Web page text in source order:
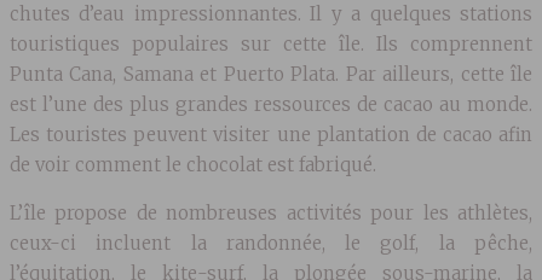
chutes d’eau impressionnantes. Il y a quelques stations
touristiques populaires sur cette île. Ils comprennent
Punta Cana, Samana et Puerto Plata. Par ailleurs, cette île
est l’une des plus grandes ressources de cacao au monde.
Les touristes peuvent visiter une plantation de cacao afin
de voir comment le chocolat est fabriqué.
L’île propose de nombreuses activités pour les athlètes,
ceux-ci incluent la randonnée, le golf, la pêche,
l’équitation, le kite-surf, la plongée sous-marine, la